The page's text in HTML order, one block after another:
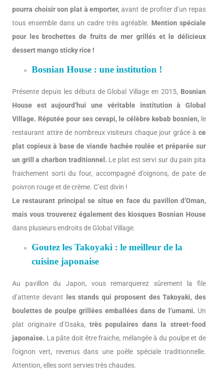
pourra choisir son plat à emporter, avant de profiter d’un repas
tous ensemble dans un cadre très agréable. Mention spéciale
pour les brochettes de fruits de mer grillés et le délicieux
dessert mango sticky rice !
Bosnian House : une institution !
Présente depuis les débuts de Global Village en 2015, Bosnian
House est aujourd’hui une véritable institution à Global
Village. Réputée pour ses cevapi, le célèbre kebab bosnien, le
restaurant attire de nombreux visiteurs chaque jour grâce à ce
plat copieux à base de viande hachée roulée et préparée sur
un grill a charbon traditionnel. Le plat est servi sur du pain pita
fraichement sorti du four, accompagné d’oignons, de pate de
poivron rouge et de crème. C’est divin !
Le restaurant principal se situe en face du pavillon d’Oman,
mais vous trouverez également des kiosques Bosnian House
dans plusieurs endroits de Global Village.
Goutez les Takoyaki : le meilleur de la
cuisine japonaise
Au pavillon du Japon, vous remarquerez sûrement la file
d’attente devant les stands qui proposent des Takoyaki, des
boulettes de poulpe grillées emballées dans de l’umami. Un
plat originaire d’Osaka, très populaires dans la street-food
japonaise. La pâte doit être fraiche, mélangée à du poulpe et de
l’oignon vert, revenus dans une poêle spéciale traditionnelle.
Attention, elles sont servies très chaudes.